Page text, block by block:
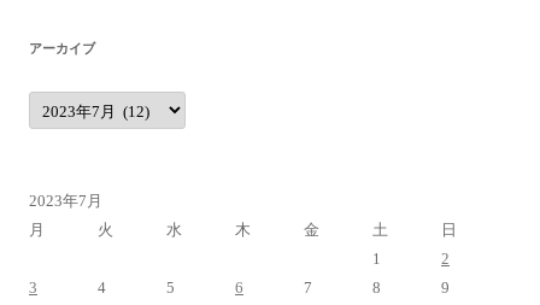
アーカイブ
ア
ー
カ
2023年7月
月
火 水 木 金 土
日
1
2
3
4 5 6 7 8 9